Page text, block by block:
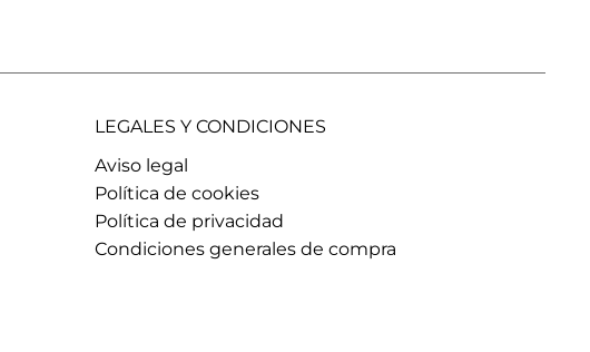
LEGALES Y CONDICIONES
Aviso legal
Política de cookies
Política de privacidad
Condiciones generales de compra